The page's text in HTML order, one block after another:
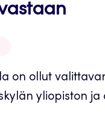
on ollut
yliopiston